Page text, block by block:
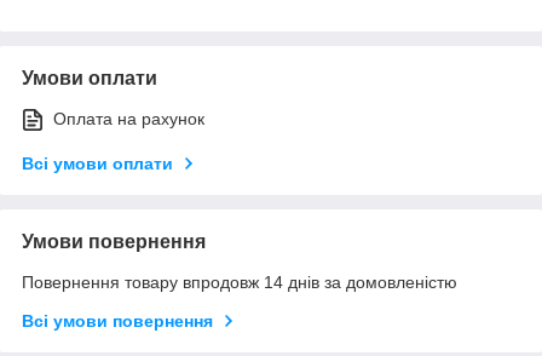
Умови оплати
Оплата на рахунок
Всі умови оплати
Умови повернення
Повернення товару впродовж 14 днів за домовленістю
Всі умови повернення